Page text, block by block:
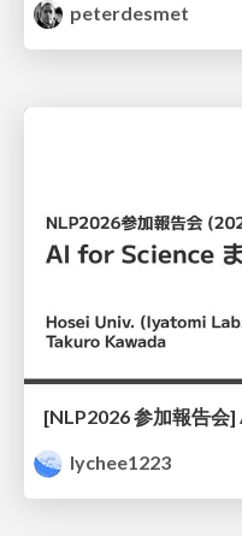
peterdesmet
lychee1223